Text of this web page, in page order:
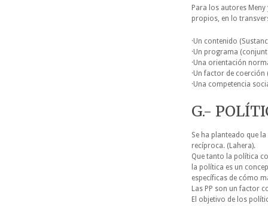
Para los autores
propios, en lo
·Un contenido
·Un programa
·Una orientación
·Un factor de
·Una competencia
G.-
Se ha planteado que
recíproca. (Lahera).
Que tanto la política
la política es un
específicas de cómo
Las PP son un factor
El objetivo de los